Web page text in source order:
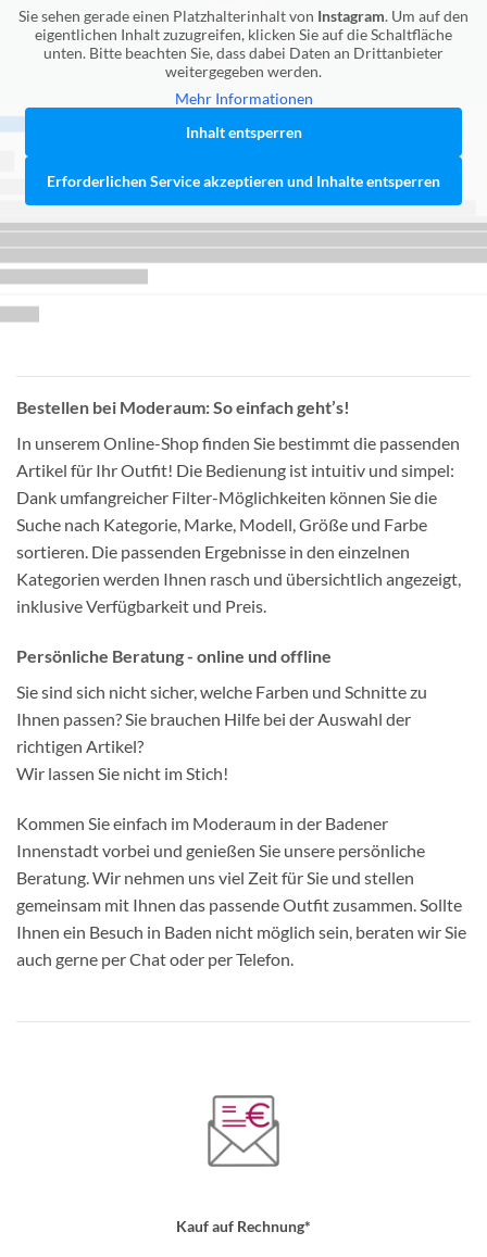
Sie sehen gerade einen Platzhalterinhalt von Instagram. Um auf den
eigentlichen Inhalt zuzugreifen, klicken Sie auf die Schaltfläche
unten. Bitte beachten Sie, dass dabei Daten an Drittanbieter
weitergegeben werden.
Mehr Informationen
Inhalt entsperren
Erforderlichen Service akzeptieren und Inhalte entsperren
Bestellen bei Moderaum: So einfach geht’s!
In unserem Online-Shop finden Sie bestimmt die passenden
Artikel für Ihr Outfit! Die Bedienung ist intuitiv und simpel:
Dank umfangreicher Filter-Möglichkeiten können Sie die
Suche nach Kategorie, Marke, Modell, Größe und Farbe
sortieren. Die passenden Ergebnisse in den einzelnen
Kategorien werden Ihnen rasch und übersichtlich angezeigt,
inklusive Verfügbarkeit und Preis.
Persönliche Beratung - online und offline
Sie sind sich nicht sicher, welche Farben und Schnitte zu
Ihnen passen? Sie brauchen Hilfe bei der Auswahl der
richtigen Artikel?
Wir lassen Sie nicht im Stich!
Kommen Sie einfach im Moderaum in der Badener
Innenstadt vorbei und genießen Sie unsere persönliche
Beratung. Wir nehmen uns viel Zeit für Sie und stellen
gemeinsam mit Ihnen das passende Outfit zusammen. Sollte
Ihnen ein Besuch in Baden nicht möglich sein, beraten wir Sie
auch gerne per Chat oder per Telefon.
Kauf auf Rechnung*